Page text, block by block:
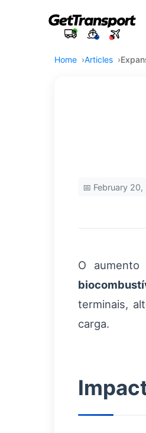
Home Articles
📅 February
O
terminais,
carga.